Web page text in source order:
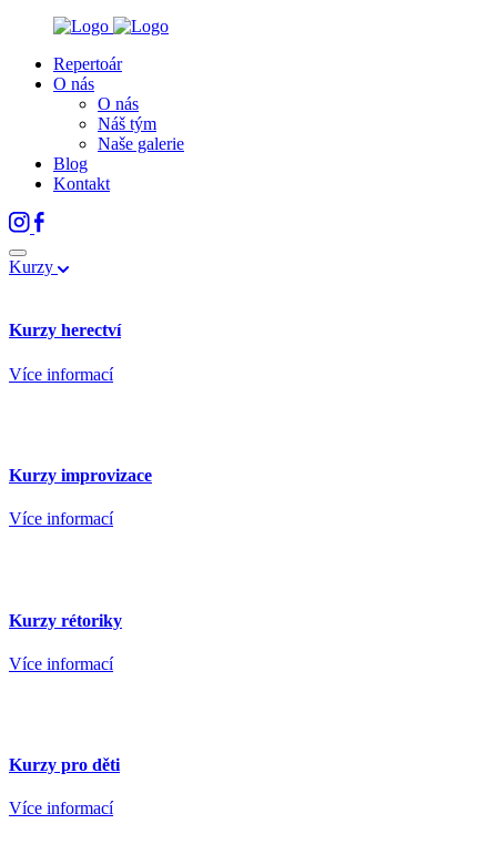
Repertoár
O nás
O nás
Náš tým
Naše galerie
Blog
Kontakt
Kurzy
Kurzy herectví
Více informací
Kurzy improvizace
Více informací
Kurzy rétoriky
Více informací
Kurzy pro děti
Více informací